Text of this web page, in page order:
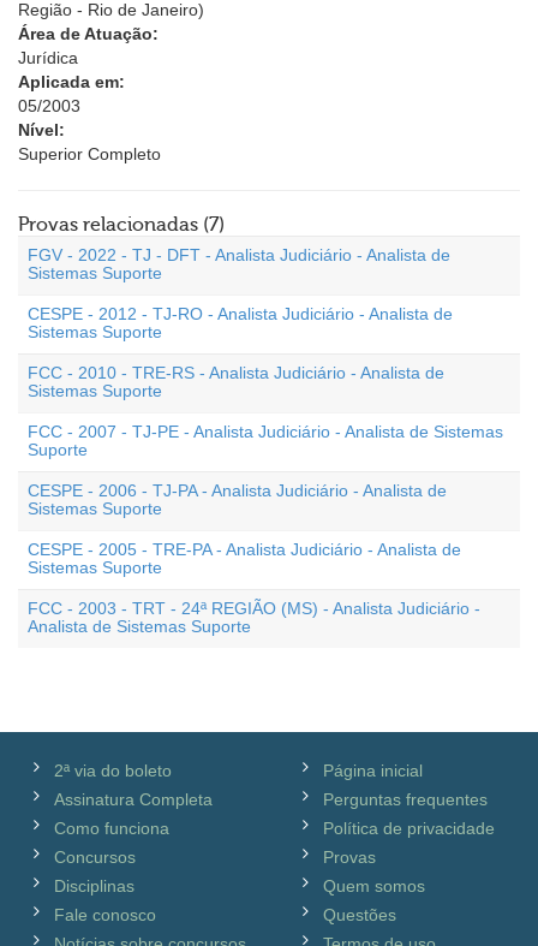
Região - Rio de Janeiro)
Área de Atuação:
Jurídica
Aplicada em:
05/2003
Nível:
Superior Completo
Provas relacionadas (7)
FGV - 2022 - TJ - DFT - Analista Judiciário - Analista de
Sistemas Suporte
CESPE - 2012 - TJ-RO - Analista Judiciário - Analista de
Sistemas Suporte
FCC - 2010 - TRE-RS - Analista Judiciário - Analista de
Sistemas Suporte
FCC - 2007 - TJ-PE - Analista Judiciário - Analista de Sistemas
Suporte
CESPE - 2006 - TJ-PA - Analista Judiciário - Analista de
Sistemas Suporte
CESPE - 2005 - TRE-PA - Analista Judiciário - Analista de
Sistemas Suporte
FCC - 2003 - TRT - 24ª REGIÃO (MS) - Analista Judiciário -
Analista de Sistemas Suporte
2ª via do boleto
Assinatura Completa
Como funciona
Concursos
Disciplinas
Fale conosco
Página inicial
Perguntas frequentes
Política de privacidade
Provas
Quem somos
Questões